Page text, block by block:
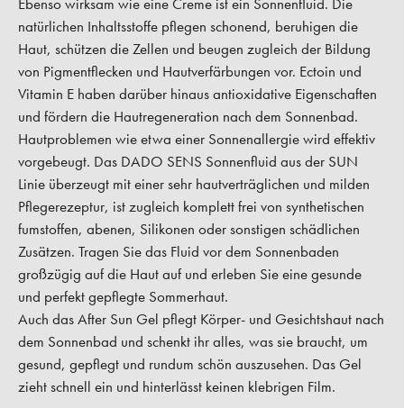
natürlichen Inhaltsstoffe pflegen schonend, beruhigen die
Haut, schützen die Zellen und beugen zugleich der Bildung
von Pigmentflecken und Hautverfärbungen vor. Ectoin und
Vitamin E haben darüber hinaus antioxidative Eigenschaften
und fördern die Hautregeneration nach dem Sonnenbad.
Hautproblemen wie etwa einer Sonnenallergie wird effektiv
vorgebeugt. Das DADO SENS Sonnenfluid aus der SUN
Linie überzeugt mit einer sehr hautverträglichen und milden
Pflegerezeptur, ist zugleich komplett frei von synthetischen
fumstoffen, abenen, Silikonen oder sonstigen schädlichen
Zusätzen. Tragen Sie das Fluid vor dem Sonnenbaden
großzügig auf die Haut auf und erleben Sie eine gesunde
und perfekt gepflegte Sommerhaut.
Auch das After Sun Gel pflegt Körper- und Gesichtshaut nach
dem Sonnenbad und schenkt ihr alles, was sie braucht, um
gesund, gepflegt und rundum schön auszusehen. Das Gel
zieht schnell ein und hinterlässt keinen klebrigen Film.